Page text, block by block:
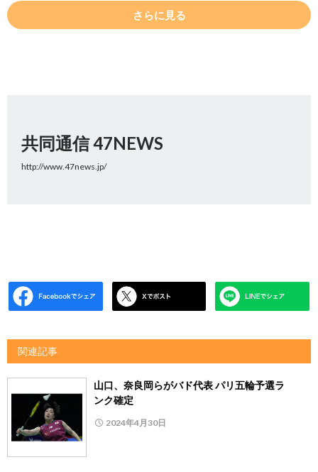
さらに見る
共同通信 47NEWS
http://www.47news.jp/
関連記事
山口、奈良岡らがバド代表 パリ五輪予選ラ
ンク確定
2024年4月30日